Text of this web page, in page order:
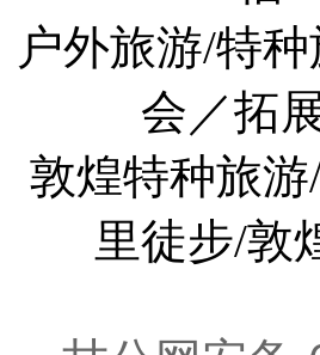
户外旅游/特
会／拓
敦煌特种旅
里徒步/敦